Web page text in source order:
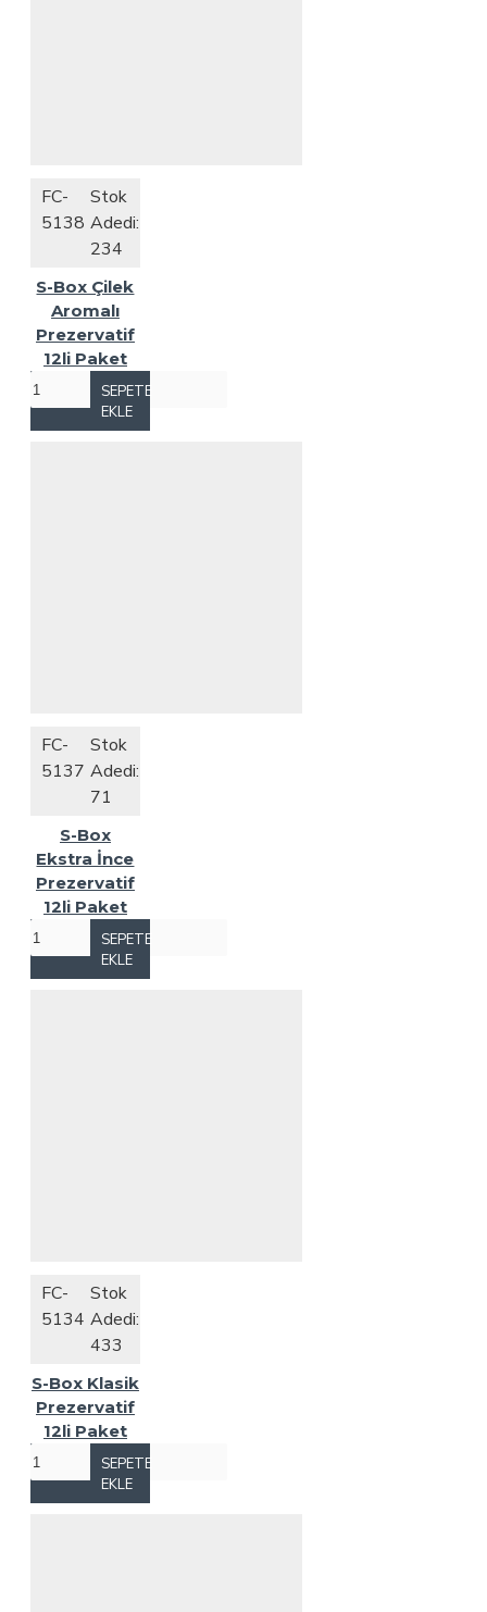
FC-
5138
Stok
Adedi:
234
S-Box Çilek
Aromalı
Prezervatif
12li Paket
SEPETE
EKLE
FC-
5137
Stok
Adedi:
71
S-Box
Ekstra İnce
Prezervatif
12li Paket
SEPETE
EKLE
FC-
5134
Stok
Adedi:
433
S-Box Klasik
Prezervatif
12li Paket
SEPETE
EKLE